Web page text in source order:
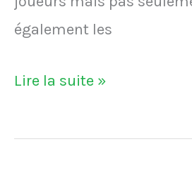
également les
VIDÉO
Volée
Lire la suite »